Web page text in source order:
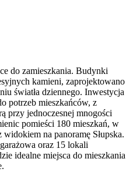
do zamieszkania. Budynki
kamieni, zaprojektowano
światła dziennego. Inwestycja
potrzeb mieszkańców, z
przy jednoczesnej mnogości
pomieści 180 mieszkań, w
na panoramę Słupska.
oraz 15 lokali
idealne miejsca do mieszkania